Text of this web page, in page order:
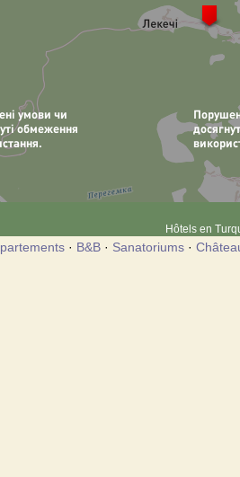
Hôtels en
· B&B · Sanatoriums ·